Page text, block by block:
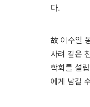
다.
故 이수일
사려 깊은
학회를 설
에게 남길